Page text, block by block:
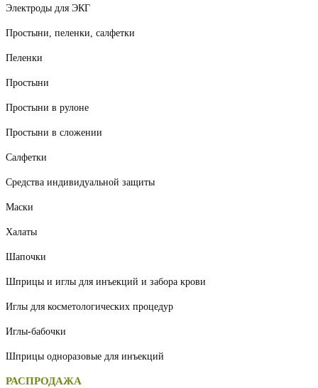
Электроды для ЭКГ
Простыни, пеленки, салфетки
Пеленки
Простыни
Простыни в рулоне
Простыни в сложении
Салфетки
Средства индивидуальной защиты
Маски
Халаты
Шапочки
Шприцы и иглы для инъекций и забора крови
Иглы для косметологических процедур
Иглы-бабочки
Шприцы одноразовые для инъекций
РАСПРОДАЖА